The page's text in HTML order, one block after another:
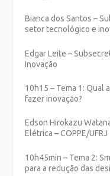
Bianca dos Santos –
setor tecnológico e
Edgar Leite –
Inovação
10h15 – Tema 1: Qual
fazer inovação?
Edson Hirokazu
Elétrica – COPPE/UFRJ
10h45min – Tema 2:
para a redução das